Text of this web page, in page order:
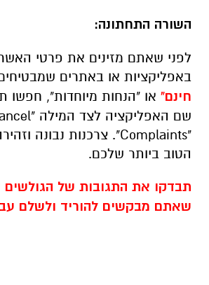
השורה התחתונה:
לפני שאתם מזינים את פרטי
באפליקציות או באתרים
חינם" או "הנחות מיוחדות", חפשו
שם האפליקציה לצד המילה "
"
Complaints". צרכנות נבונה
הטוב ביותר שלכם.
תבדקו את התגובות של הגולשים
שאתם מבקשים להוריד ולשלם